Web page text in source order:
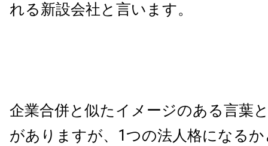
れる新設会社と言います。
企業合併と似たイメージのある言葉
がありますが、1つの法人格になる